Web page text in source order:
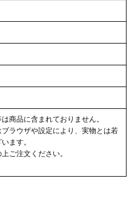
商品に含まれておりません。
ラウザや設定により、実物とは若
ます。
ご注文ください。